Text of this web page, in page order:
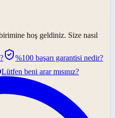
hoş geldiniz. Size nasıl
%100 başarı garantisi nedir?
Lütfen beni arar mısınız?